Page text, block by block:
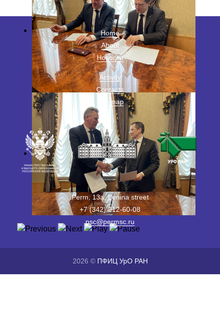
Home
About
Новости
Activity
Contacts
Site map
Perm, 13a, Lenina street
+7 (342) 212-60-08
psc@permsc.ru
2026 © ПФИЦ УрО РАН